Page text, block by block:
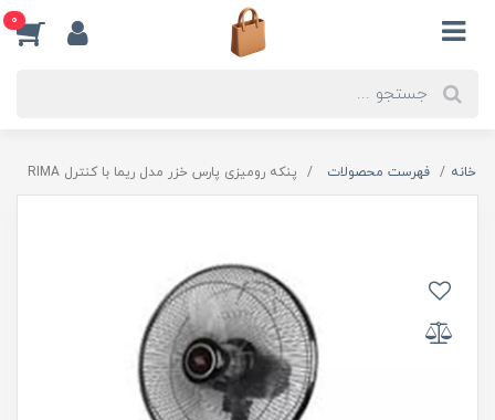
0
خانه فهرست محصولات پنکه رومیزی پارس خزر مدل ریما با کنترل RIMA